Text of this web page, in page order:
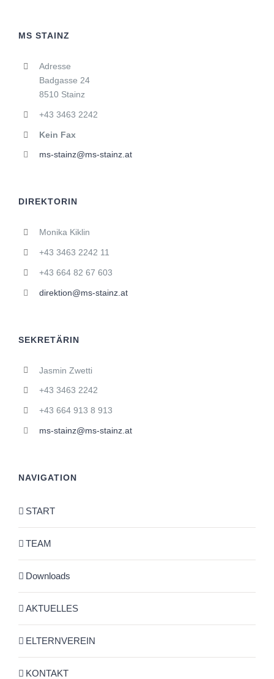
MS STAINZ
Adresse
Badgasse 24
8510 Stainz
+43 3463 2242
Kein Fax
ms-stainz@ms-stainz.at
DIREKTORIN
Monika Kiklin
+43 3463 2242 11
+43 664 82 67 603
direktion@ms-stainz.at
SEKRETÄRIN
Jasmin Zwetti
+43 3463 2242
+43 664 913 8 913
ms-stainz@ms-stainz.at
NAVIGATION
START
TEAM
Downloads
AKTUELLES
ELTERNVEREIN
KONTAKT